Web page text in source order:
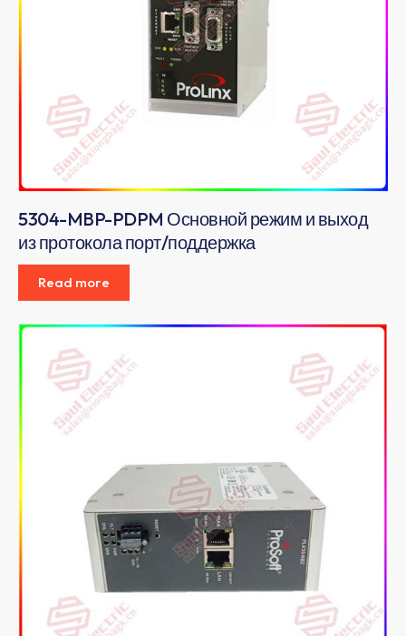
5304-MBP-PDPM Основной режим и выход
из протокола порт/поддержка
Read more